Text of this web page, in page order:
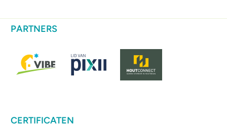
PARTNERS
CERTIFICATEN